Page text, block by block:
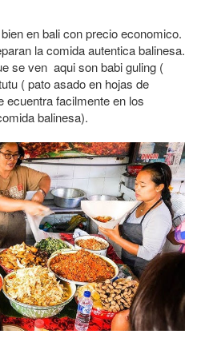
en bali con precio economico.
la comida autentica balinesa.
se ven aqui son babi guling (
( pato asado en hojas de
ecuentra facilmente en los
balinesa).